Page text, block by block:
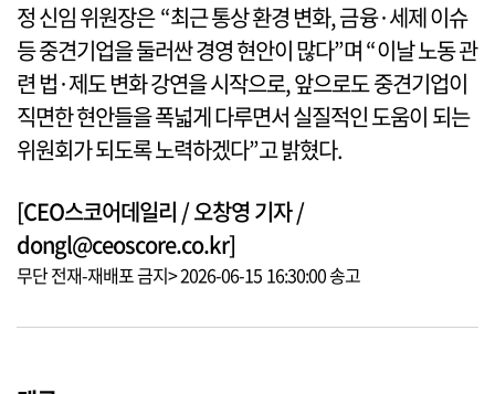
정 신임 위원장은 “최근 통상 환경 변화, 금융·세제 이슈
등 중견기업을 둘러싼 경영 현안이 많다”며 “이날 노동 관
련 법·제도 변화 강연을 시작으로, 앞으로도 중견기업이
직면한 현안들을 폭넓게 다루면서 실질적인 도움이 되는
위원회가 되도록 노력하겠다”고 밝혔다.
[CEO스코어데일리 / 오창영 기자 /
dongl@ceoscore.co.kr]
무단 전재-재배포 금지> 2026-06-15 16:30:00 송고